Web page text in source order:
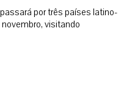
por três países latino-
visitando